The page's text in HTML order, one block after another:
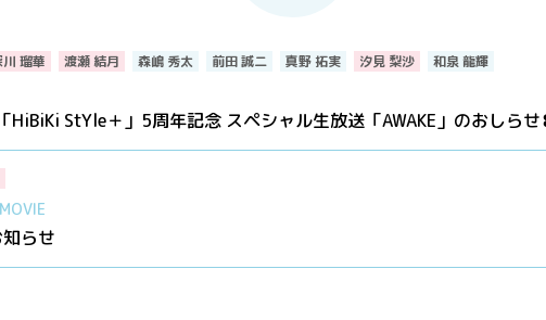
瑠華 渡瀬 結月 森嶋 秀太 前田 誠二 真野 拓実 汐見 梨沙 和泉 龍輝
StYle＋」5周年記念 スペシャル生放送「AWAKE」のおしら
MOVIE
らせ